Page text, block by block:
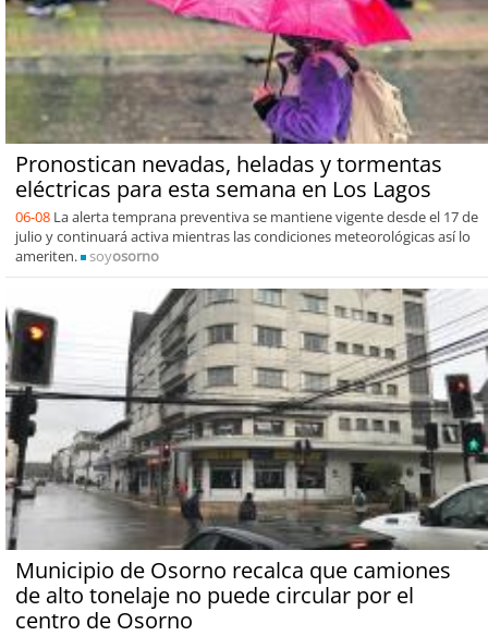
Pronostican nevadas, heladas y tormentas
eléctricas para esta semana en Los Lagos
06-08 La alerta temprana preventiva se mantiene vigente desde el 17 de
julio y continuará activa mientras las condiciones meteorológicas así lo
ameriten.
soyosorno
Municipio de Osorno recalca que camiones
de alto tonelaje no puede circular por el
centro de Osorno